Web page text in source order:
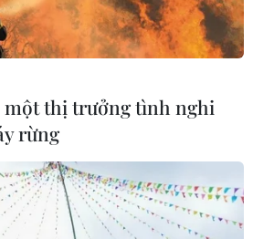
MỤC
truy quét IS,
phạm
một thị trưởng tình nghi
rừng